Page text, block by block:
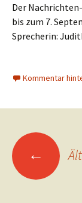
Der
bis zum 7.
Sprecherin:
Kommentar
←